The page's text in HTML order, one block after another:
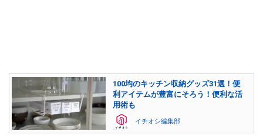
100均のキッチン収納グッズ31選！便
利アイテムが豊富にそろう！便利な活
用術も
イチオシ編集部